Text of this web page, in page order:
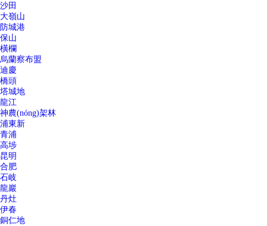
沙田
大嶺山
防城港
保山
橫欄
烏蘭察布盟
迪慶
橋頭
塔城地
龍江
神農(nóng)架林
浦東新
青浦
高埗
昆明
合肥
石岐
龍巖
丹灶
伊春
銅仁地